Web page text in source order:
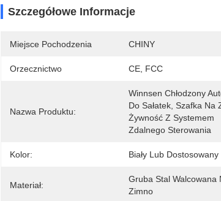
Szczegółowe Informacje
Miejsce Pochodzenia CHINY
Orzecznictwo CE, FCC
Nazwa Produktu:
Winnsen Chłodzony
Do Sałatek, Szafka Na
Żywność Z Systemem
Zdalnego Sterowania
Kolor: Biały Lub Dostosowany
Materiał:
Gruba Stal Walcowana
Zimno